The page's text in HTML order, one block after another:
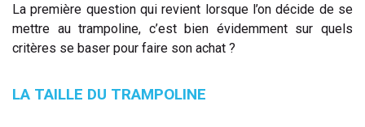
La première question qui revient lorsque l’on décide de se
mettre au trampoline, c’est bien évidemment sur quels
critères se baser pour faire son achat ?
LA TAILLE DU TRAMPOLINE